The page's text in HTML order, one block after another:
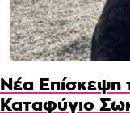
Νέα Επίσκεψη
Καταφύγιο